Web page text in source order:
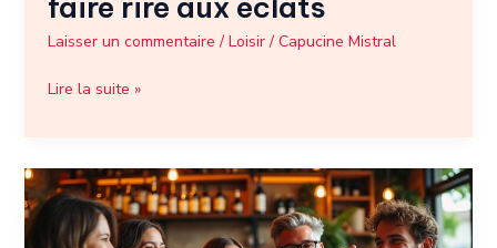
Laisser un commentaire / Loisir/ Capucine Mistral
Lire la suite »
Les
meilleures
blagues